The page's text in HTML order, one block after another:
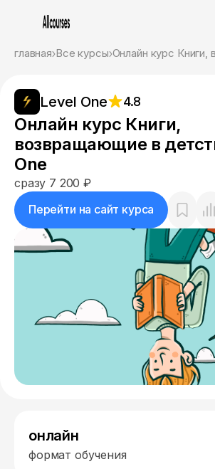
главная Все курсы
Level One 4.8
Онлайн курс Книги,
возвращающие в
One
сразу 7 200 ₽
Перейти на сайт курса
онлайн
формат обучения
Ассистент
Привет! Я Ваш карьерный
курсы, которые соответствует
целям.
Пожалуйста, ответьте на
чтобы начать.
Приступим?